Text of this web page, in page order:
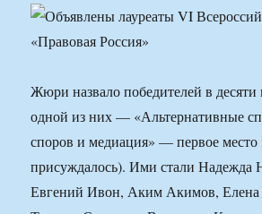
Жюри назвало победителей в
одной из них — «Альтернативные
споров и медиация» — первое место
присуждалось). Ими стали
Евгений Ивон, Аким Акимов,